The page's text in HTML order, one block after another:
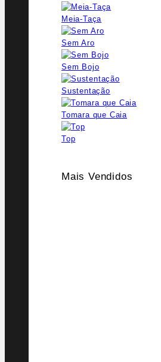
Meia-Taça
Sem Aro
Sem Bojo
Sustentação
Tomara que Caia
Top
Mais Vendidos